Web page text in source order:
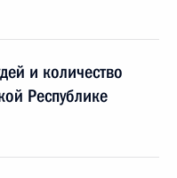
и количество
Республике